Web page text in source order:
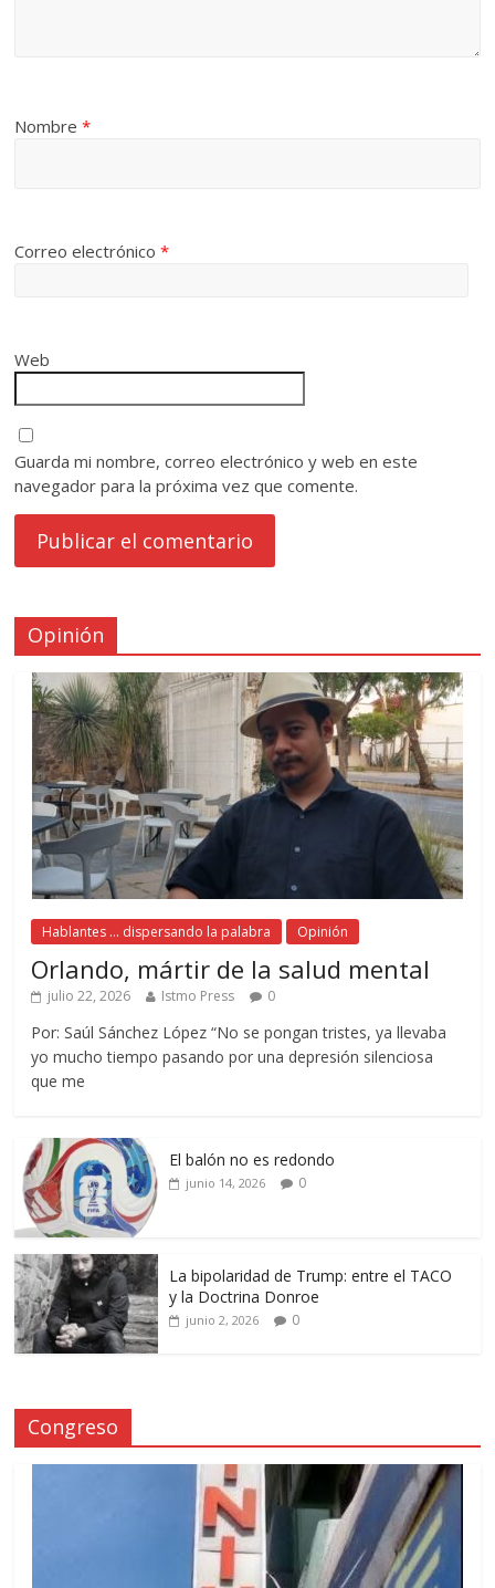
Nombre*
Correo electrónico*
Web
Guarda mi nombre, correo electrónico y web en este
navegador para la próxima vez que comente.
Opinión
Hablantes ... dispersando la palabra Opinión
Orlando, mártir de la salud mental
julio 22, 2026 Istmo Press 0
Por: Saúl Sánchez López “No se pongan tristes, ya llevaba
yo mucho tiempo pasando por una depresión silenciosa
que me
El balón no es redondo
junio 14, 2026 0
La bipolaridad de Trump: entre el TACO
y la Doctrina Donroe
junio 2, 2026 0
Congreso